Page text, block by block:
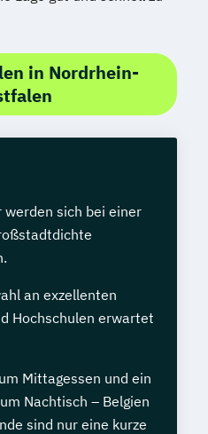
in Nordrhein-
werden sich bei einer
an exzellenten
Hochschulen erwartet
Mittagessen und ein
Nachtisch – Belgien
sind nur eine kurze